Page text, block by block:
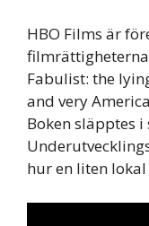
HBO Films är
Fabulist: the
and very
Boken släpptes
hur en liten